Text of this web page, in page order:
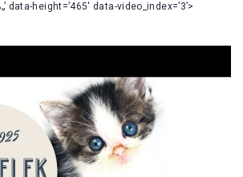
data-height=’465′ data-video_index=’3’>